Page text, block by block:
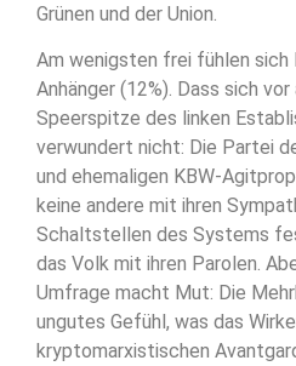
Grünen und der Union.
Am wenigsten frei fühlen sich
Anhänger (12%). Dass sich
Speerspitze des linken
verwundert nicht: Die Partei
und ehemaligen KBW-
keine andere mit ihren
Schaltstellen des Systems
das Volk mit ihren Parolen.
Umfrage macht Mut: Die
ungutes Gefühl, was das
kryptomarxistischen